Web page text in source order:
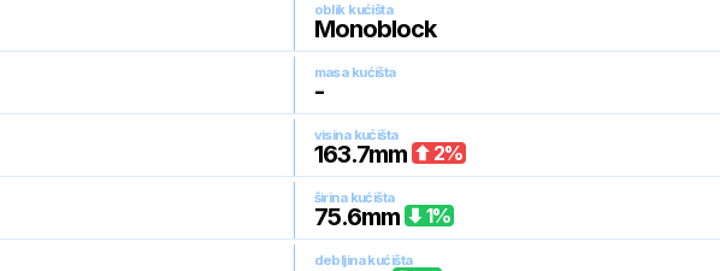
oblik kućišta
Monoblock
masa kućišta
-
visina kućišta
163.7mm 2%
širina kućišta
75.6mm 1%
debljina kućišta